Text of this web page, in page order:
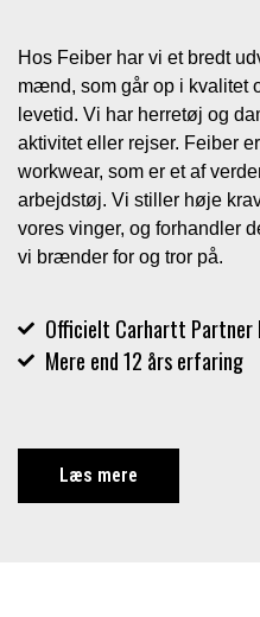
Hos Feiber har vi et bredt
mænd, som går op i kvalitet
levetid. Vi har herretøj og
aktivitet eller rejser. Feiber
workwear, som er et af
arbejdstøj. Vi stiller høje
vores vinger, og forhandler
vi brænder for og tror på.
Officielt Carhartt Partner
Mere end 12 års erfaring
Læs mere